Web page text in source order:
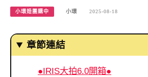
小環妞團購中 小環 2025-08-18
章節連結
●IRIS大拍6.0開箱●